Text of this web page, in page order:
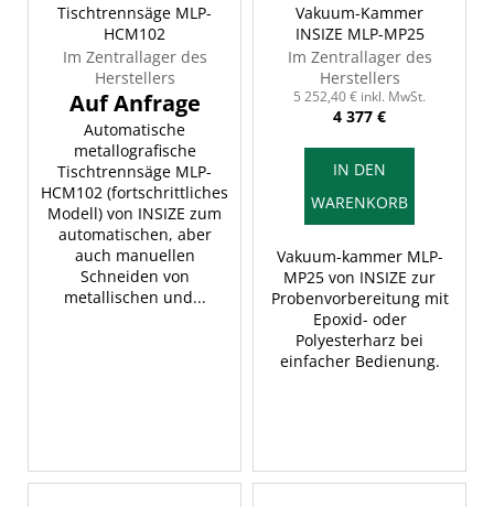
Tischtrennsäge MLP-
HCM102
Im Zentrallager des
Herstellers
Automatische
metallografische
Tischtrennsäge MLP-
HCM102 (fortschrittliches
Modell) von INSIZE zum
automatischen, aber
auch manuellen
Schneiden von
metallischen und...
Vakuum-Kammer
INSIZE MLP-MP25
Im Zentrallager des
Herstellers
5 252,40 € inkl. MwSt.
4 377 €
IN DEN
WARENKORB
Vakuum-kammer MLP-
MP25 von INSIZE zur
Probenvorbereitung mit
Epoxid- oder
Polyesterharz bei
einfacher Bedienung.